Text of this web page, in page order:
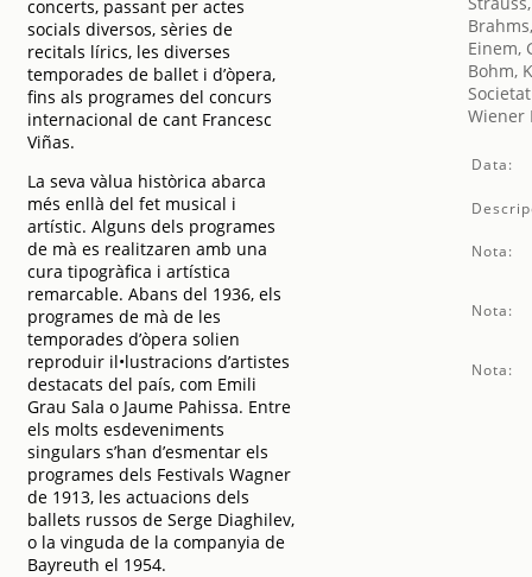
concerts, passant per actes
socials diversos, sèries de
recitals lírics, les diverses
temporades de ballet i d’òpera,
fins als programes del concurs
internacional de cant Francesc
Viñas.
La seva vàlua històrica abarca
més enllà del fet musical i
artístic. Alguns dels programes
de mà es realitzaren amb una
cura tipogràfica i artística
remarcable. Abans del 1936, els
programes de mà de les
temporades d’òpera solien
reproduir il•lustracions d’artistes
destacats del país, com Emili
Grau Sala o Jaume Pahissa. Entre
els molts esdeveniments
singulars s’han d’esmentar els
programes dels Festivals Wagner
de 1913, les actuacions dels
ballets russos de Serge Diaghilev,
o la vinguda de la companyia de
Bayreuth el 1954.
Einem,
Bohm,
Wiener
Data:
Nota:
Nota:
Nota: